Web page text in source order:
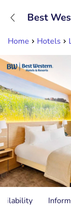
Home Hotels
Best